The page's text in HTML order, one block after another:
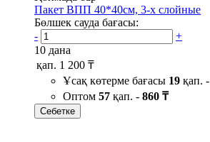
Пакет ВПП 40*40см, 3-х слойные
Бөлшек сауда бағасы:
-
+
10 дана
қап. 1 200 ₸
Ұсақ көтерме бағасы 19 қап. -
Оптом 57 қап. - 860 ₸
Себетке